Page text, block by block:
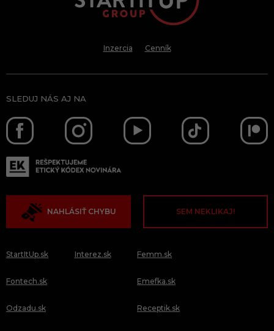
Inzercia Cenník
SLEDUJ NÁS AJ NA
NAHLÁSIŤ CHYBU SEM NEKLIKAJ!
StartItUp.sk
Fontech.sk
Odzadu.sk
Interez.sk Femm.sk
Emefka.sk
Receptik.sk